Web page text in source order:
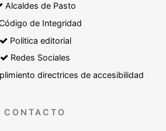
Alcaldes de Pasto
de Integridad
Politica editorial
Redes Sociales
directrices de accesibilidad
CONTACTO